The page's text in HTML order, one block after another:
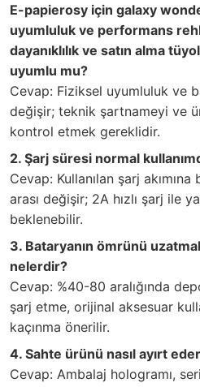
E-papierosy için galaxy
uyumluluk ve performans
dayanıklılık ve satın alma
uyumlu mu?
Cevap: Fiziksel uyumluluk ve
değişir; teknik şartnameyi ve
kontrol etmek gereklidir.
2. Şarj süresi normal
Cevap: Kullanılan şarj
arası değişir; 2A hızlı şarj ile
beklenebilir.
3. Bataryanın ömrünü
nelerdir?
Cevap: %40-80 aralığında
şarj etme, orijinal aksesuar
kaçınma önerilir.
4. Sahte ürünü nasıl ayırt
Cevap: Ambalaj hologramı,